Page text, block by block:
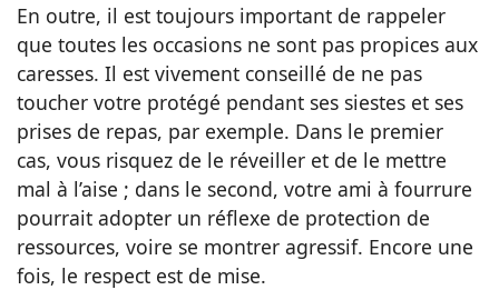
En outre, il est toujours important de rappeler
que toutes les occasions ne sont pas propices aux
caresses. Il est vivement conseillé de ne pas
toucher votre protégé pendant ses siestes et ses
prises de repas, par exemple. Dans le premier
cas, vous risquez de le réveiller et de le mettre
mal à l’aise ; dans le second, votre ami à fourrure
pourrait adopter un réflexe de protection de
ressources, voire se montrer agressif. Encore une
fois, le respect est de mise.